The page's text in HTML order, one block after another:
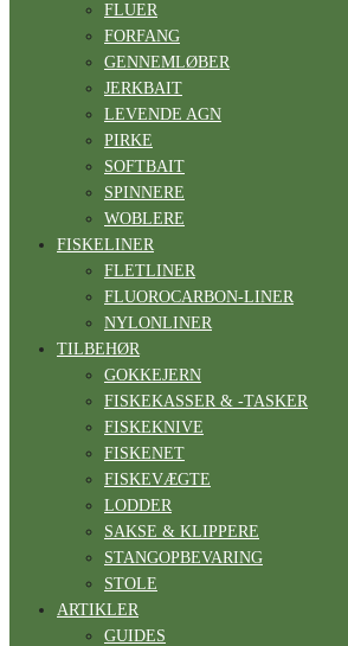
FLUER
FORFANG
GENNEMLØBER
JERKBAIT
LEVENDE AGN
PIRKE
SOFTBAIT
SPINNERE
WOBLERE
FISKELINER
FLETLINER
FLUOROCARBON-LINER
NYLONLINER
TILBEHØR
GOKKEJERN
FISKEKASSER & -TASKER
FISKEKNIVE
FISKENET
FISKEVÆGTE
LODDER
SAKSE & KLIPPERE
STANGOPBEVARING
STOLE
ARTIKLER
GUIDES